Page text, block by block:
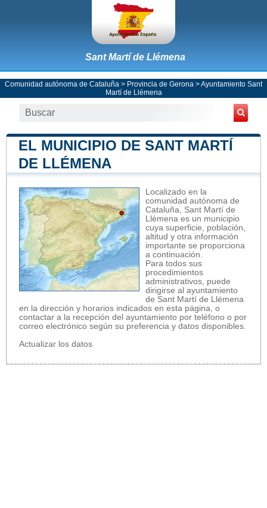
Sant Martí de Llémena
Comunidad autónoma de Cataluña > Provincia de Gerona >Ayuntamiento Sant
Martí de Llémena
EL MUNICIPIO DE SANT MARTÍ
DE LLÉMENA
Localizado en la
comunidad autónoma de
Cataluña, Sant Martí de
Llémena es un municipio
cuya superficie, población,
altitud y otra información
importante se proporciona
a continuación.
Para todos sus
procedimientos
administrativos, puede
dirigirse al ayuntamiento
de Sant Martí de Llémena
en la dirección y horarios indicados en esta página, o
contactar a la recepción del ayuntamiento por teléfono o por
correo electrónico según su preferencia y datos disponibles.
Actualizar los datos